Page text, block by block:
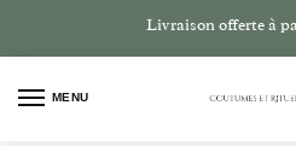
Livraison offerte à
MENU